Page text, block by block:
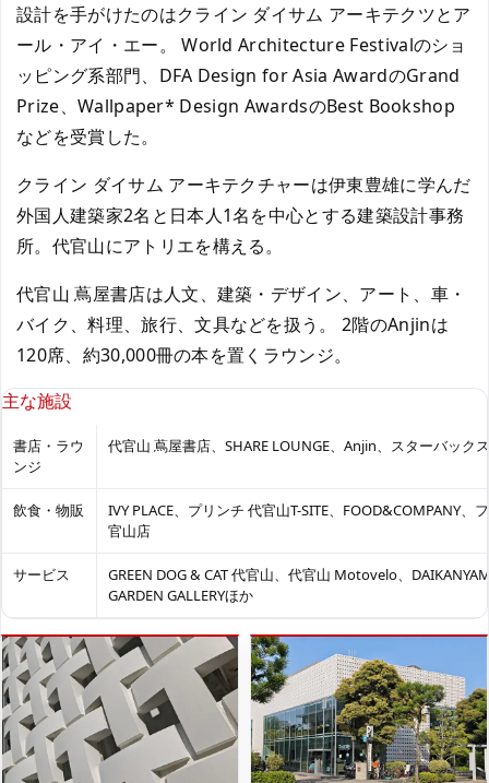
設計を手がけたのはクライン ダイサム アーキテクツとア
ール・アイ・エー。 World Architecture Festivalのショ
ッピング系部門、DFA Design for Asia AwardのGrand
Prize、Wallpaper* Design AwardsのBest Bookshop
などを受賞した。
クライン ダイサム アーキテクチャーは伊東豊雄に学んだ
外国人建築家2名と日本人1名を中心とする建築設計事務
所。代官山にアトリエを構える。
代官山 蔦屋書店は人文、建築・デザイン、アート、車・
バイク、料理、旅行、文具などを扱う。 2階のAnjinは
120席、約30,000冊の本を置くラウンジ。
主な施設
書店・ラウ
ンジ
代官山 蔦屋書店、SHARE LOUNGE、Anjin、スターバックス
飲食・物販
IVY PLACE、プリンチ 代官山T-SITE、FOOD&COMPANY、
官山店
サービス
GREEN DOG & CAT 代官山、代官山 Motovelo、
GARDEN GALLERYほか